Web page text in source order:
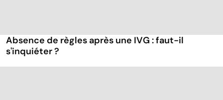
Absence de règles après une IVG : faut-il
s'inquiéter ?